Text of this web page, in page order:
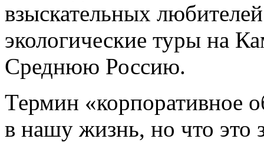
взыскательных
экологические туры на
Среднюю Россию.
Термин «корпоративное
в нашу жизнь, но что это